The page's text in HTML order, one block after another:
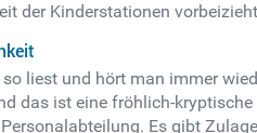
der Kinderstationen
liest und hört man immer
das ist eine fröhlich-
Es gibt